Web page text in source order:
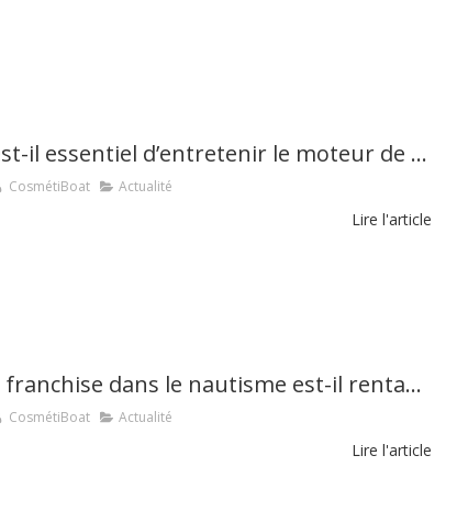
Pourquoi est-il essentiel d’entretenir le moteur de son bateau ?
CosmétiBoat Actualité
Lire l'article
Ouvrir une franchise dans le nautisme est-il rentable ?
CosmétiBoat Actualité
Lire l'article